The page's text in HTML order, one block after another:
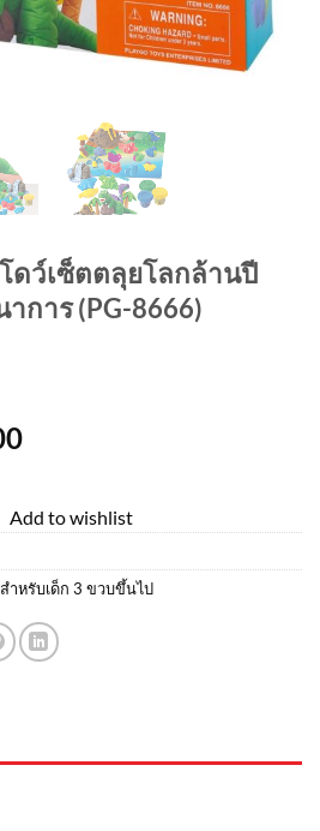
ดว์เซ็ตตลุยโลกล้านปี
การ (PG-8666)
Current
฿357.00.
Add to wishlist
สำหรับเด็ก 3 ขวบขึ้นไป